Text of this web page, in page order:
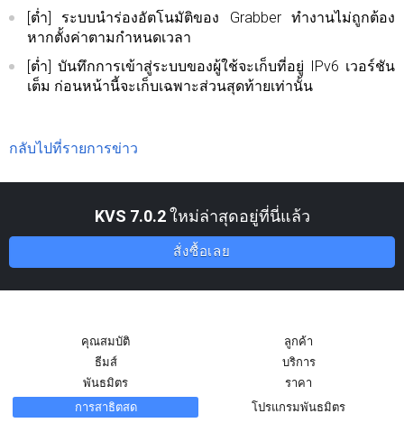
[ต่ำ] ระบบนำร่องอัตโนมัติของ Grabber ทำงานไม่ถูกต้อง
หากตั้งค่าตามกำหนดเวลา
[ต่ำ] บันทึกการเข้าสู่ระบบของผู้ใช้จะเก็บที่อยู่ IPv6 เวอร์ชัน
เต็ม ก่อนหน้านี้จะเก็บเฉพาะส่วนสุดท้ายเท่านั้น
กลับไปที่รายการข่าว
KVS 7.0.2ใหม่ล่าสุดอยู่ที่นี่แล้ว
สั่งซื้อเลย
คุณสมบัติ
ลูกค้า
ธีมส์
บริการ
พันธมิตร
ราคา
การสาธิตสด
โปรแกรมพันธมิตร